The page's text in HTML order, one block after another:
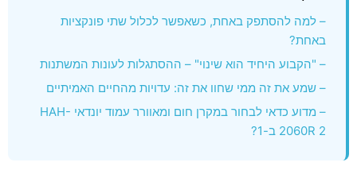
– למה להסתפק באחת, כשאפשר לכלול שתי פונקציות
באחת?
– "הקבוע היחיד הוא שינוי" – ההסתגלות לעונות המשתנות
– שמע את זה ממי שחוו את זה: עדויות מהחיים האמיתיים
– מדוע כדאי לבחור במקרן חום ומאוורר עמוד יונדאי HAH-
2060R 2 ב-1?